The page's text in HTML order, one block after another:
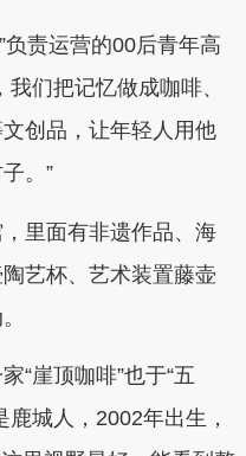
责运营的00后青年高
们把记忆做成咖啡、
创品，让年轻人用他
。”
里面有非遗作品、海
艺杯、艺术装置藤壶
崖顶咖啡”也于“五
城人，2002年出生，